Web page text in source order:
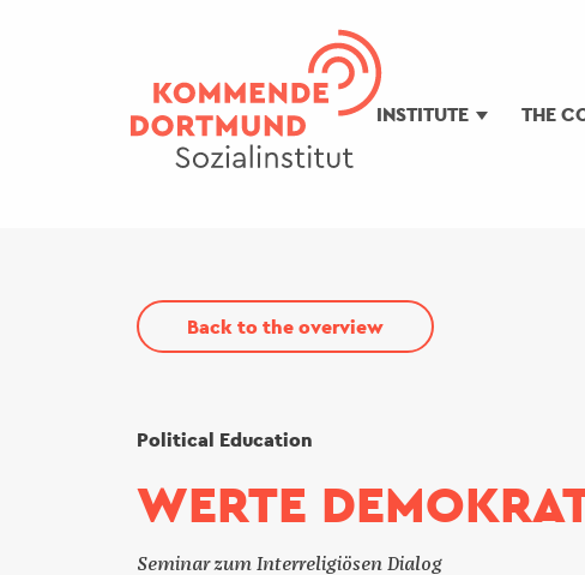
INSTITUTE THE
Back to the overview
Political Education
WERTE
Seminar zum Interreligiösen Dialog